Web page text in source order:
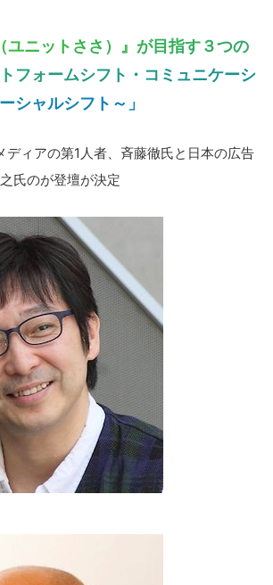
ユニットささ）』が目指す３つの
フォームシフト・コミュニケーシ
シャルシフト～」
ディアの第1人者、斉藤徹氏と日本の広告
氏のが登壇が決定